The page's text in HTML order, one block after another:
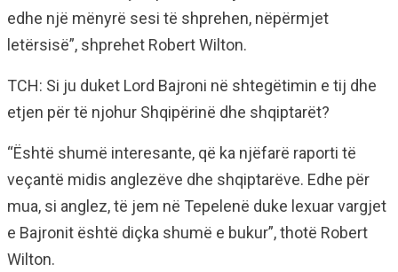
edhe një mënyrë sesi të shprehen, nëpërmjet
letërsisë”, shprehet Robert Wilton.
TCH: Si ju duket Lord Bajroni në shtegëtimin e tij dhe
etjen për të njohur Shqipërinë dhe shqiptarët?
“Është shumë interesante, që ka njëfarë raporti të
veçantë midis anglezëve dhe shqiptarëve. Edhe për
mua, si anglez, të jem në Tepelenë duke lexuar vargjet
e Bajronit është diçka shumë e bukur”, thotë Robert
Wilton.